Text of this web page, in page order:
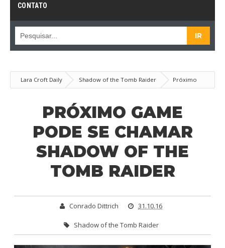
CONTATO
Lara Croft Daily Shadow of the Tomb Raider
Próximo
game pode se chamar Shadow of the Tomb Raider
PRÓXIMO GAME
PODE SE CHAMAR
SHADOW OF THE
TOMB RAIDER
Conrado Dittrich 31.10.16
Shadow of the Tomb Raider